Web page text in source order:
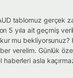
tablomuz gerçek
5 yıla ait geçmiş
mu bekliyorsunuz?
verelim. Günlük
haberleri asla